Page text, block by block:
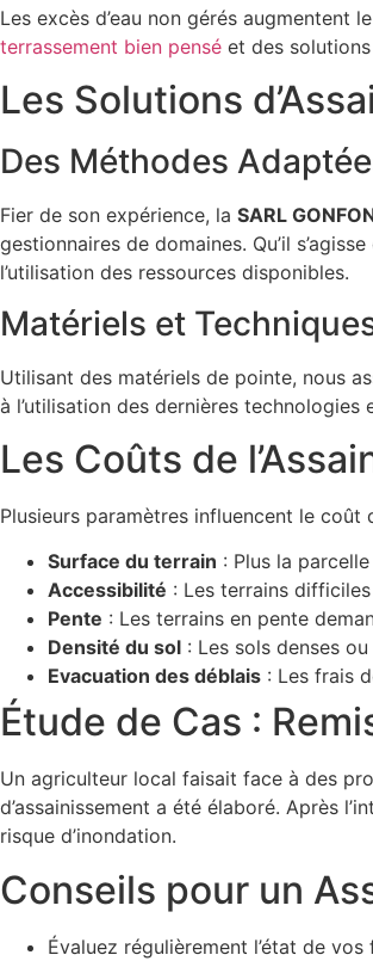
Les excès d’eau non gérés augmentent
terrassement bien pensé et des
Les Solutions
Des Méthodes
Fier de son expérience, la SARL
gestionnaires de domaines. Qu’il
l’utilisation des ressources disponibles.
Matériels et
Utilisant des matériels de pointe, nous
à l’utilisation des dernières
Les Coûts de
Plusieurs paramètres influencent le coût
Surface du terrain : Plus la
Accessibilité : Les terrains
Pente : Les terrains en pente
Densité du sol : Les sols denses
Evacuation des déblais : Les frais
Étude de Cas :
Un agriculteur local faisait face à des
d’assainissement a été élaboré. Après
risque d’inondation.
Conseils pour un
Évaluez régulièrement l’état de